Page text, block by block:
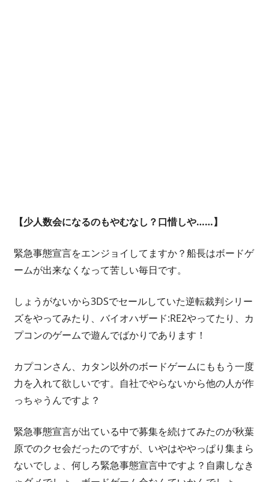
を
や
し
が
ら、
最
的
に
は
ー
ド
ゲ
ー
【少人数会になるのもやむなし？口惜しや……】
緊急事態宣言をエンジョイしてますか？船長はボードゲ
ームが出来なくなって苦しい毎日です。
しょうがないから3DSでセールしていた逆転裁判シリー
ズをやってみたり、バイオハザード:RE2やってたり、カ
プコンのゲームで遊んでばかりであります！
カプコンさん、カタン以外のボードゲームにももう一度
力を入れて欲しいです。自社でやらないから他の人が作
っちゃうんですよ？
緊急事態宣言が出ている中で募集を続けてみたのが秋葉
原でのクセ会だったのですが、いやはややっぱり集まら
ないでしょ、何しろ緊急事態宣言中ですよ？自粛しなき